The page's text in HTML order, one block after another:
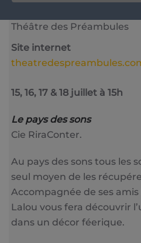
Théâtre des Préambules
Site internet
15, 16, 17 & 18 juillet à 15h
Le pays des sons
Cie RiraConter.
Au pays des sons tous les
seul moyen de les
Accompagnée de ses
Lalou vous fera découvrir
dans un décor féerique.